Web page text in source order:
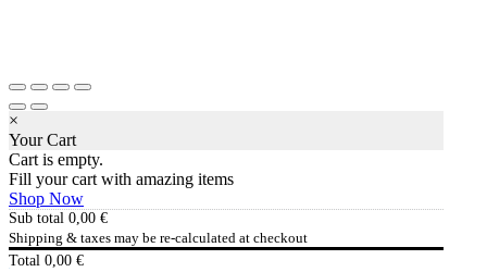
×
Your Cart
Cart is empty.
Fill your cart with amazing items
Shop Now
Sub total 0,00 €
Shipping & taxes may be re-calculated at checkout
Total 0,00 €